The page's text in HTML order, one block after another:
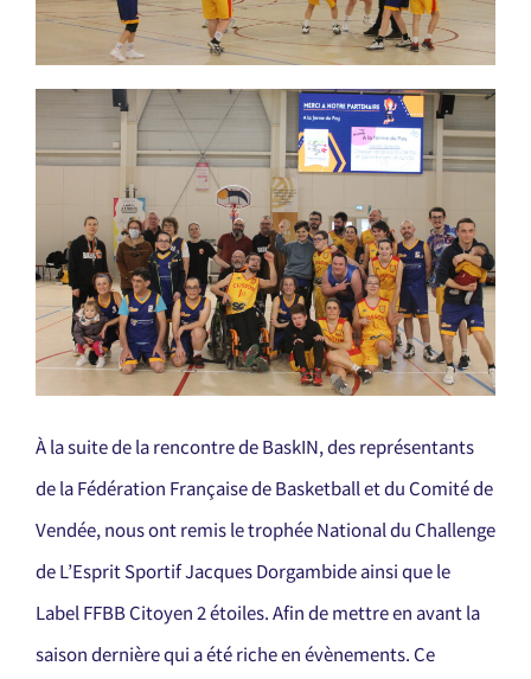
À la suite de la rencontre de BaskIN, des représentants
de la Fédération Française de Basketball et du Comité de
Vendée, nous ont remis le trophée National du Challenge
de L’Esprit Sportif Jacques Dorgambide ainsi que le
Label FFBB Citoyen 2 étoiles. Afin de mettre en avant la
saison dernière qui a été riche en évènements. Ce